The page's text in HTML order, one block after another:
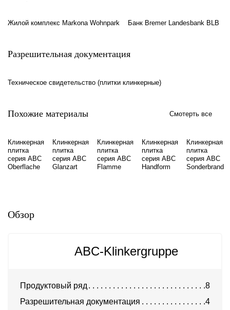
Жилой комплекс Markona Wohnpark Банк Bremer Landesbank BLB
Разрешительная документация
Техническое свидетельство (плитки клинкерные)
Похожие материалы Смотерть все
Клинкерная
плитка
серия ABC
Oberflache
Клинкерная
плитка
серия ABC
Glanzart
Клинкерная
плитка
серия ABC
Flamme
Клинкерная
плитка
серия ABC
Handform
Клинкерная
плитка
серия ABC
Sonderbrand
Обзор
ABC-Klinkergruppe
Продуктовый ряд
8
Разрешительная документация
4